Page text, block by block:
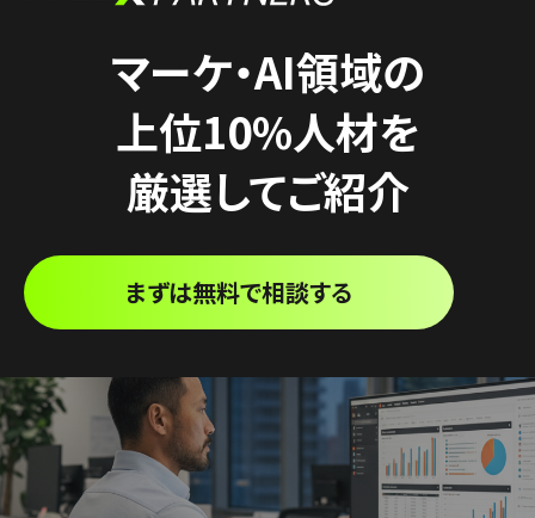
マーケ・AI領域の
上位10%人材を
厳選してご紹介
まずは無料で相談する